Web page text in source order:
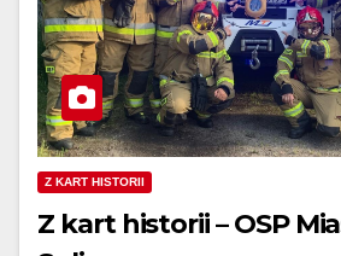
Z KART HISTORII
Z kart historii – OSP